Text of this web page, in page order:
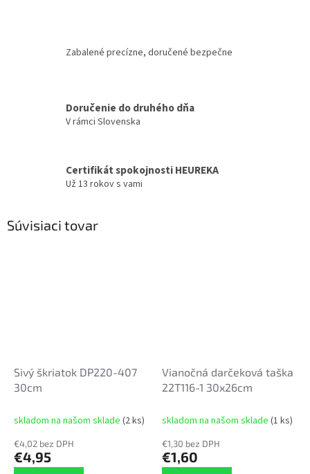
Zabalené precízne, doručené bezpečne
Doručenie do druhého dňa
V rámci Slovenska
Certifikát spokojnosti HEUREKA
Už 13 rokov s vami
Súvisiaci tovar
Sivý škriatok DP220-407
30cm
skladom na našom sklade (2 ks)
€4,02 bez DPH
€4,95
Vianočná darčeková taška
22T116-1 30x26cm
skladom na našom sklade (1 ks)
€1,30 bez DPH
€1,60